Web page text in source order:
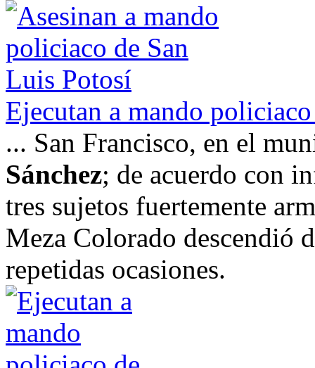
Ejecutan a mando
... San Francisco, en el
Sánchez; de acuerdo con
tres sujetos fuertemente
Meza Colorado descendió
repetidas ocasiones.